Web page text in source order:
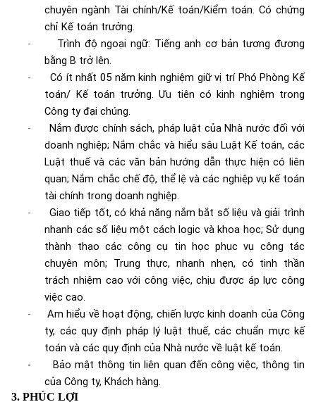
chuyên ngành Tài chính/Kế toán/Kiểm toán. Có chứng
chỉ Kế toán trưởng.
-
Trình độ ngoại ngữ: Tiếng anh cơ bản tương đương
bằng B trở lên.
-
Có ít nhất 05 năm kinh nghiệm giữ vị trí Phó Phòng Kế
toán/ Kế toán trưởng. Ưu tiên có kinh nghiệm trong
Công ty đại chúng.
-
Nắm được chính sách, pháp luật của Nhà nước đối với
doanh nghiệp; Nắm chắc và hiểu sâu Luật Kế toán, các
Luật thuế và các văn bản hướng dẫn thực hiện có liên
quan; Nắm chắc chế độ, thể lệ và các nghiệp vụ kế toán
tài chính trong doanh nghiệp.
-
Giao tiếp tốt, có khả năng nắm bắt số liệu và giải trình
nhanh các số liệu một cách logic và khoa học; Sử dụng
thành thạo các công cụ tin học phục vụ công tác
chuyên môn; Trung thực, nhanh nhẹn, có tinh thần
trách nhiệm cao với công việc, chịu được áp lực công
việc cao.
-
Am hiểu về hoạt động, chiến lược kinh doanh của Công
ty, các quy định pháp lý luật thuế, các chuẩn mực kế
toán và các quy định của Nhà nước về luật kế toán.
-
Bảo mật thông tin liên quan đến công việc, thông tin
của Công ty, Khách hàng.
3. PHÚC LỢI